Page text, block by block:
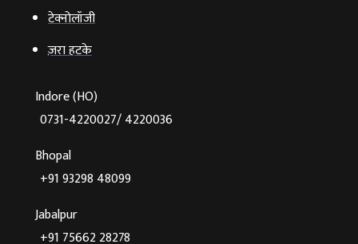
टेक्‍नोलॉजी
ज़रा हटके
Indore (HO)
0731-4220027/ 4220036
Bhopal
+91 93298 48099
Jabalpur
+91 75662 28278